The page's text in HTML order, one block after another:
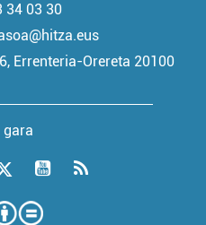
34 03 30
Errenteria-Orereta 20100
gara